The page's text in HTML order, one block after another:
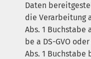
Daten
die Ver­ar­bei­tung
Abs. 1 Buch­sta­be
be a DS-GVO oder
Abs. 1 Buch­sta­be